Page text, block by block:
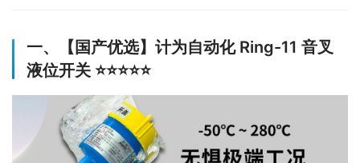
一、【国产优选】计为自动化 Ring-11 音叉
液位开关 ⭐⭐⭐⭐⭐